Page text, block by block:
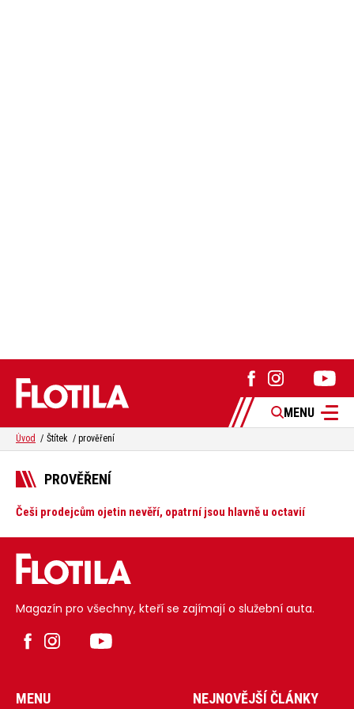
MENU
Úvod Štítek prověření
PROVĚŘENÍ
Češi prodejcům ojetin nevěří, opatrní jsou hlavně u octavií
Magazín pro všechny, kteří se zajímají o služební auta.
MENU NEJNOVĚJŠÍ ČLÁNKY